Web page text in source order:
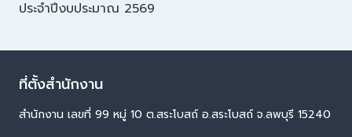
ประจำปีงบประมาณ 2569
ที่ตั้งสำนักงาน
สำนักงาน เลขที่ 99 หมู่ 10 ต.สระโบสถ์ อ.สระโบสถ์ จ.ลพบุรี 15240